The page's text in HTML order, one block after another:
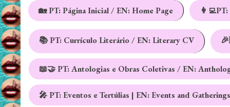
🏡 PT: Página Inicial / EN: Home Page
📚 PT: Currículo Literário / EN: Literary CV
📖🤝 PT: Antologias e Obras Coletivas / EN:
🎤 PT: Eventos e Tertúlias | EN: Events and Gatherings